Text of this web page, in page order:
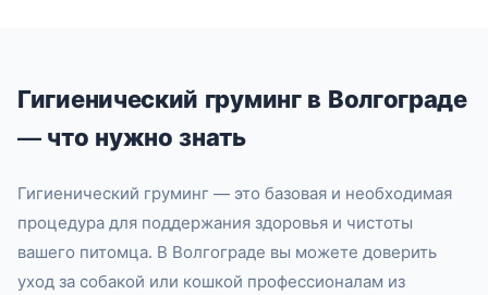
Гигиенический груминг в Волгограде
— что нужно знать
Гигиенический груминг — это базовая и необходимая
процедура для поддержания здоровья и чистоты
вашего питомца. В Волгограде вы можете доверить
уход за собакой или кошкой профессионалам из